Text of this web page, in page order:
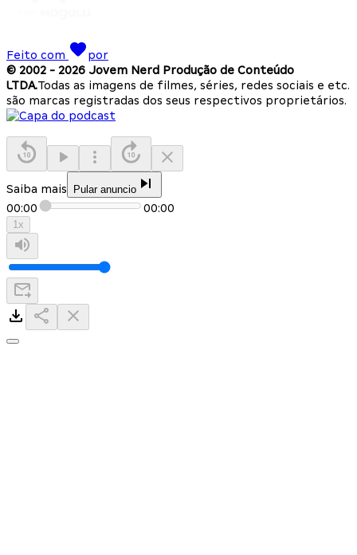
Feito com
por
© 2002 - 2026 Jovem Nerd Produção de Conteúdo
LTDA.Todas as imagens de filmes, séries, redes sociais e etc.
são marcas registradas dos seus respectivos proprietários.
Saiba mais Pular anuncio
00:00 00:00
1x